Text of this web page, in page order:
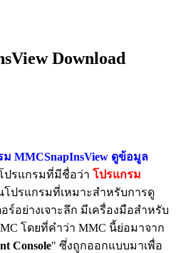
Download
ม MMCSnapInsView ดูข้อมูล
ปรแกรมที่มีชื่อว่า โปรแกรม
โปรแกรมที่เหมาะสำหรับการดู
อย่างเจาะลึก มีเครื่องมือสำหรับ
โดยที่คำว่า MMC นี้ย่อมาจาก
Console" ซึ่งถูกออกแบบมาเพื่อ